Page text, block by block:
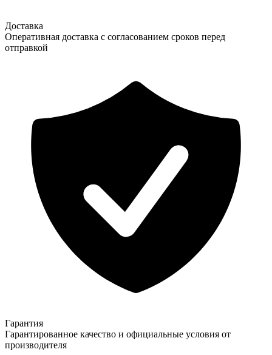
Доставка
Оперативная доставка с согласованием сроков перед
отправкой
Гарантия
Гарантированное качество и официальные условия от
производителя